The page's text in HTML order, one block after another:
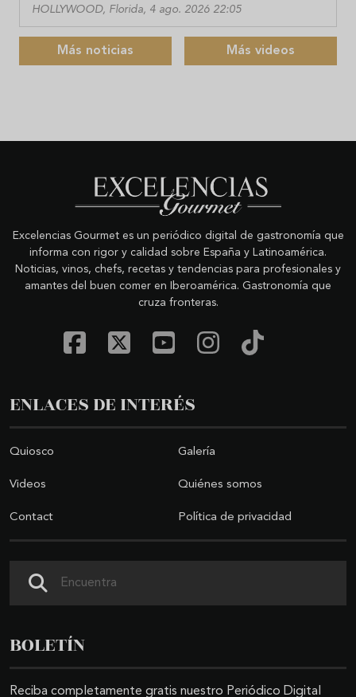
HOLLYWOOD, Florida, 4 ago. 2026 22:05
Más noticias Más videos
Excelencias Gourmet es un periódico digital de gastronomía que
informa con rigor y calidad sobre España y Latinoamérica.
Noticias, vinos, chefs, recetas y tendencias para profesionales y
amantes del buen comer en Iberoamérica. Gastronomía que
cruza fronteras.
ENLACES DE INTERÉS
Quiosco Galería
Videos Quiénes somos
Contact Política de privacidad
BOLETÍN
Reciba completamente gratis nuestro Periódico Digital